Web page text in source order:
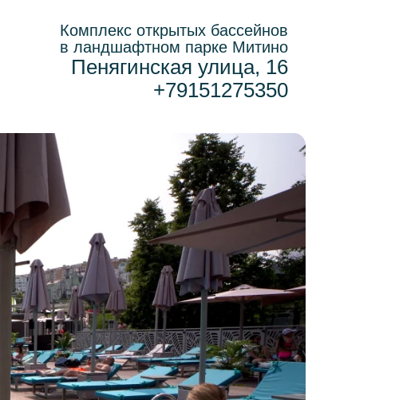
Комплекс открытых бассейнов
в ландшафтном парке Митино
Пенягинская улица, 16
+79151275350